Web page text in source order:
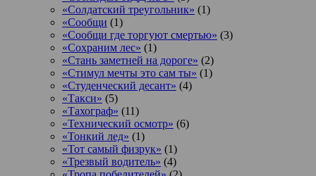
«Солдатский треугольник» (1)
«Сообщи (1)
«Сообщи где торгуют смертью» (3)
«Сохраним лес» (1)
«Стань заметней на дороге» (2)
«Стимул мечты это сам ты» (1)
«Студенческий десант» (4)
«Такси» (5)
«Тахограф» (11)
«Технический осмотр» (6)
«Тонкий лед» (1)
«Тот самый физрук» (1)
«Трезвый водитель» (4)